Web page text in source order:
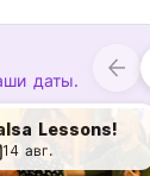
кровати.
даты.
Lessons!
14 авг.